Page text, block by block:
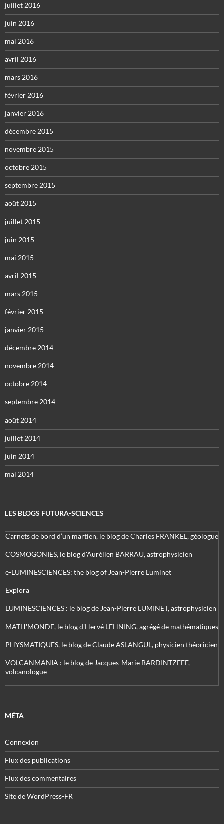
juillet 2016
juin 2016
mai 2016
avril 2016
mars 2016
février 2016
janvier 2016
décembre 2015
novembre 2015
octobre 2015
septembre 2015
août 2015
juillet 2015
juin 2015
mai 2015
avril 2015
mars 2015
février 2015
janvier 2015
décembre 2014
novembre 2014
octobre 2014
septembre 2014
août 2014
juillet 2014
juin 2014
mai 2014
LES BLOGS FUTURA-SCIENCES
Carnets de bord d’un martien, le blog de Charles FRANKEL, géologue
COSMOGONIES, le blog d'Aurélien BARRAU, astrophysicien
e-LUMINESCIENCES: the blog of Jean-Pierre Luminet
Explora
LUMINESCIENCES : le blog de Jean-Pierre LUMINET, astrophysicien
MATH'MONDE, le blog d'Hervé LEHNING, agrégé de mathématiques
PHYSMATIQUES, le blog de Claude ASLANGUL, physicien théoricien
VOLCANMANIA : le blog de Jacques-Marie BARDINTZEFF,
volcanologue
MÉTA
Connexion
Flux des publications
Flux des commentaires
Site de WordPress-FR